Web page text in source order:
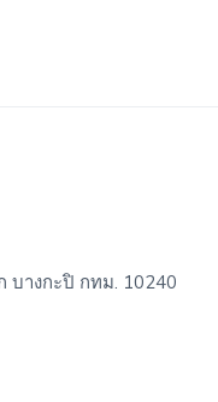
บางกะปิ กทม. 10240